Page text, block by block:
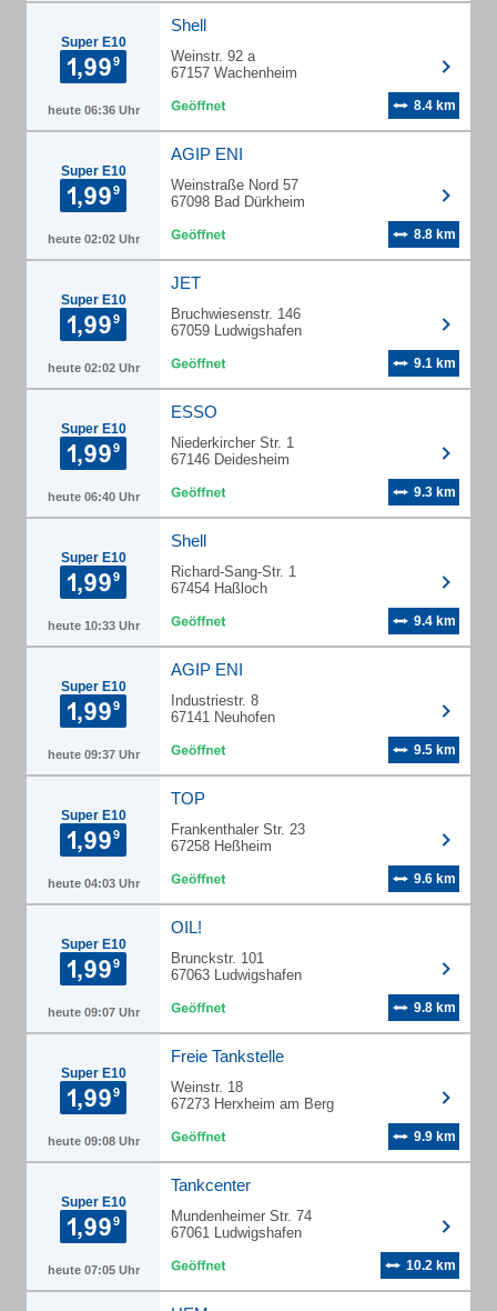
Super E10
heute 06:36 Uhr
Shell
Weinstr. 92 a
67157 Wachenheim
8.4 km
Super E10
heute 02:02 Uhr
AGIP ENI
Weinstraße Nord 57
67098 Bad Dürkheim
8.8 km
Super E10
heute 02:02 Uhr
JET
Bruchwiesenstr. 146
67059 Ludwigshafen
9.1 km
Super E10
heute 06:40 Uhr
ESSO
Niederkircher Str. 1
67146 Deidesheim
9.3 km
Super E10
heute 10:33 Uhr
Shell
Richard-Sang-Str. 1
67454 Haßloch
9.4 km
Super E10
heute 09:37 Uhr
AGIP ENI
Industriestr. 8
67141 Neuhofen
9.5 km
Super E10
heute 04:03 Uhr
TOP
Frankenthaler Str. 23
67258 Heßheim
9.6 km
Super E10
heute 09:07 Uhr
OIL!
Brunckstr. 101
67063 Ludwigshafen
9.8 km
Super E10
heute 09:08 Uhr
Freie Tankstelle
Weinstr. 18
67273 Herxheim am Berg
9.9 km
Super E10
heute 07:05 Uhr
Tankcenter
Mundenheimer Str. 74
67061 Ludwigshafen
10.2 km